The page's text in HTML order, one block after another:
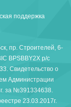
поддержка
пр. Строителей, 6-
BPSBBY2X р/с
Свидетельство о
Администрации
за №391334638.
23.03.2017г.